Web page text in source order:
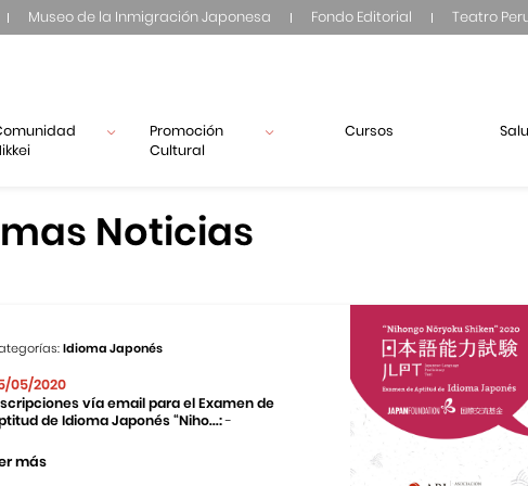
Museo de la Inmigración Japonesa Fondo Editorial Teatro
Promoción
Cultural
Cursos
Noticias
Idioma Japonés
05/2020
vía email para el Examen de
de Idioma Japonés “Niho...:-
más